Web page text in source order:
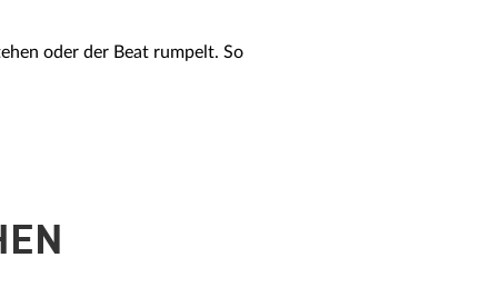
oder der Beat rumpelt. So